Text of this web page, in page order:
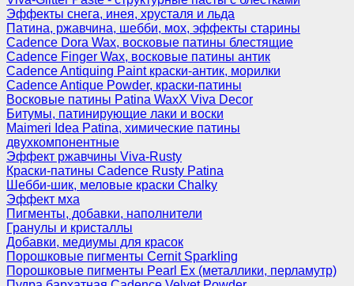
Эффекты снега, инея, хрусталя и льда
Патина, ржавчина, шебби, мох, эффекты старины
Cadence Dora Wax, восковые патины блестящие
Cadence Finger Wax, восковые патины антик
Сadence Antiquing Paint краски-антик, морилки
Cadence Antique Powder, краски-патины
Восковые патины Patina WaxX Viva Decor
Битумы, патинирующие лаки и воски
Maimeri Idea Patina, химические патины
двухкомпонентные
Эффект ржавчины Viva-Rusty
Краски-патины Cadence Rusty Patina
Шебби-шик, меловые краски Chalky
Эффект мха
Пигменты, добавки, наполнители
Гранулы и кристаллы
Добавки, медиумы для красок
Порошковые пигменты Cernit Sparkling
Порошковые пигменты Pearl Ex (металлики, перламутр)